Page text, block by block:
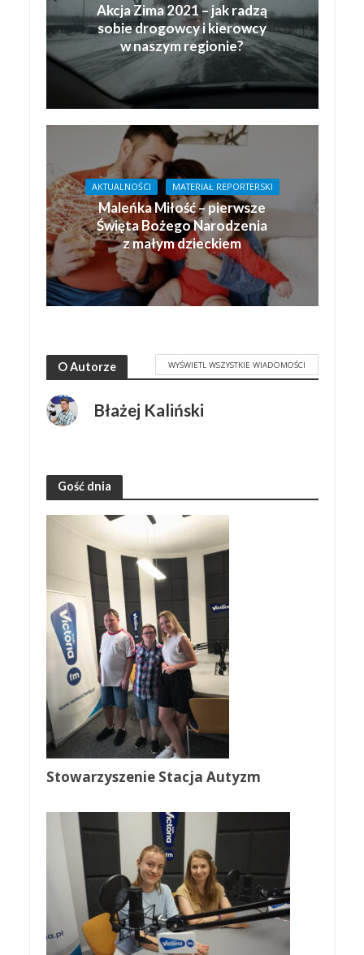
Akcja Zima 2021 – jak radzą
sobie drogowcy i kierowcy
w naszym regionie?
AKTUALNOŚCI MATERIAŁ REPORTERSKI
Maleńka Miłość – pierwsze
Święta Bożego Narodzenia
z małym dzieckiem
O Autorze WYŚWIETL WSZYSTKIE WIADOMOŚCI
Błażej Kaliński
Gość dnia
Stowarzyszenie Stacja Autyzm